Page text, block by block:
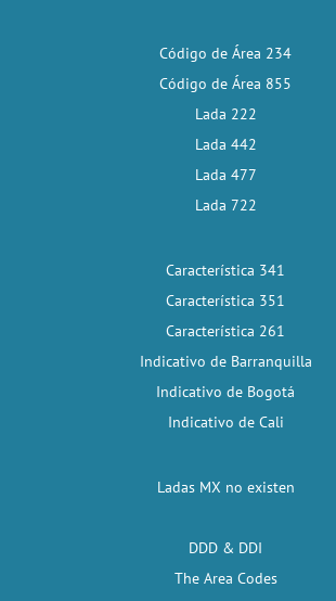
Código de Área 234
Código de Área 855
Lada 222
Lada 442
Lada 477
Lada 722
Característica 341
Característica 351
Característica 261
Indicativo de Barranquilla
Indicativo de Bogotá
Indicativo de Cali
Ladas MX no existen
DDD & DDI
The Area Codes